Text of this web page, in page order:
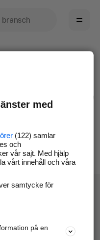
kan avhjälpa det.
och försök igen
med
(122) samlar
och
vår sajt. Med hjälp
vårt innehåll och våra
samtycke för
på en